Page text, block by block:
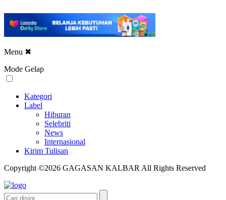
Menu ✖
Mode Gelap
Kategori
Label
Hiburan
Selebriti
News
Internasional
Kirim Tulisan
Copyright ©2026 GAGASAN KALBAR All Rights Reserved